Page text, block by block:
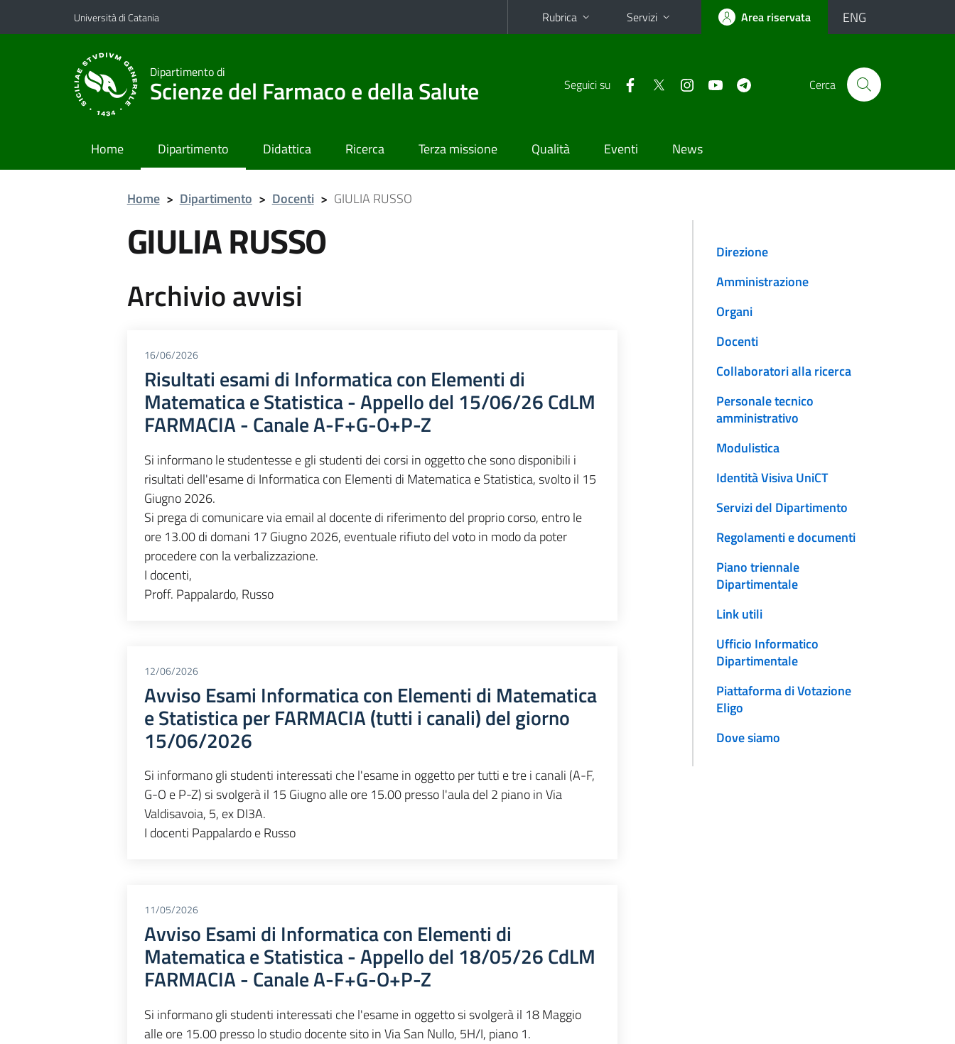
Vai al contenuto principale
Vai al menu di navigazione
Università di Catania Rubrica Servizi Area riservata ENG
Dipartimento di
Scienze del Farmaco e della Salute Seguici su Cerca
Home Dipartimento Didattica Ricerca Terza missione Qualità Eventi News
Home > Dipartimento > Docenti > GIULIA RUSSO
GIULIA RUSSO
Archivio avvisi
16/06/2026
Risultati esami di Informatica con Elementi di
Matematica e Statistica - Appello del 15/06/26 CdLM
FARMACIA - Canale A-F+G-O+P-Z
Si informano le studentesse e gli studenti dei corsi in oggetto che sono disponibili i
risultati dell'esame di Informatica con Elementi di Matematica e Statistica, svolto il 15
Giugno 2026.
Si prega di comunicare via email al docente di riferimento del proprio corso, entro le
ore 13.00 di domani 17 Giugno 2026, eventuale rifiuto del voto in modo da poter
procedere con la verbalizzazione.
I docenti,
Proff. Pappalardo, Russo
12/06/2026
Avviso Esami Informatica con Elementi di Matematica
e Statistica per FARMACIA (tutti i canali) del giorno
15/06/2026
Si informano gli studenti interessati che l'esame in oggetto per tutti e tre i canali (A-F,
G-O e P-Z) si svolgerà il 15 Giugno alle ore 15.00 presso l'aula del 2 piano in Via
Valdisavoia, 5, ex DI3A.
I docenti Pappalardo e Russo
11/05/2026
Avviso Esami di Informatica con Elementi di
Matematica e Statistica - Appello del 18/05/26 CdLM
FARMACIA - Canale A-F+G-O+P-Z
Si informano gli studenti interessati che l'esame in oggetto si svolgerà il 18 Maggio
alle ore 15.00 presso lo studio docente sito in Via San Nullo, 5H/I, piano 1.
Direzione
Amministrazione
Organi
Docenti
Collaboratori alla ricerca
Personale tecnico
amministrativo
Modulistica
Identità Visiva UniCT
Servizi del Dipartimento
Regolamenti e documenti
Piano triennale
Dipartimentale
Link utili
Ufficio Informatico
Dipartimentale
Piattaforma di Votazione
Eligo
Dove siamo